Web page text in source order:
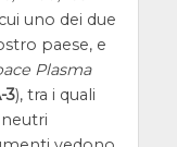
uno dei due
paese, e
Plasma
3), tra i quali